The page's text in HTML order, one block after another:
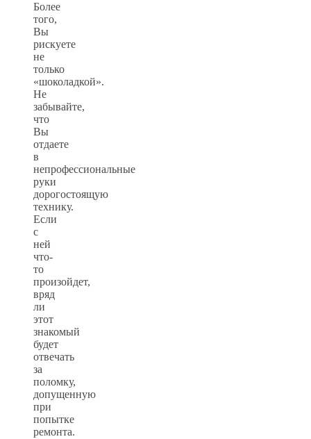
Более
того,
Вы
рискуете
не
только
«шоколадкой».
Не
забывайте,
что
Вы
отдаете
в
непрофессиональные
руки
дорогостоящую
технику.
Если
с
ней
что-
то
произойдет,
вряд
ли
этот
знакомый
будет
отвечать
за
поломку,
допущенную
при
попытке
ремонта.